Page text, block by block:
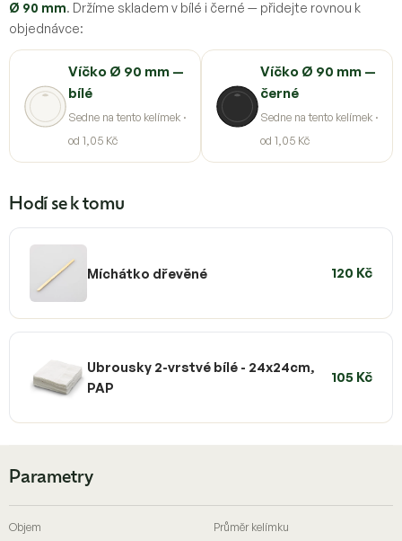
Ø 90 mm. Držíme skladem v bílé i černé — přidejte rovnou k
objednávce:
Víčko Ø 90 mm —
bílé
Sedne na tento kelímek ·
od 1,05 Kč
Víčko Ø 90 mm —
černé
Sedne na tento kelímek ·
od 1,05 Kč
Hodí se k tomu
Míchátko dřevěné 120 Kč
Ubrousky 2-vrstvé bílé - 24x24cm,
PAP
105 Kč
Parametry
Objem Průměr kelímku